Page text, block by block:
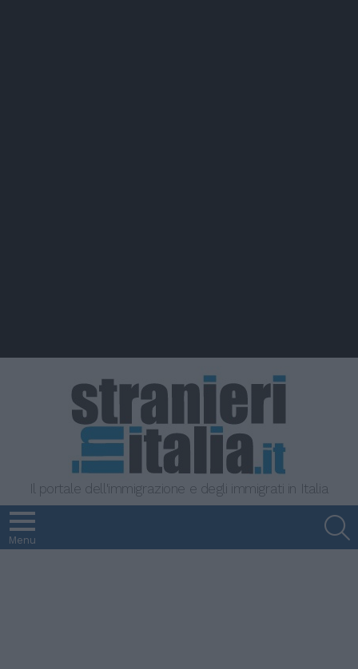
Il portale dell'immigrazione e degli immigrati in Italia
Menu